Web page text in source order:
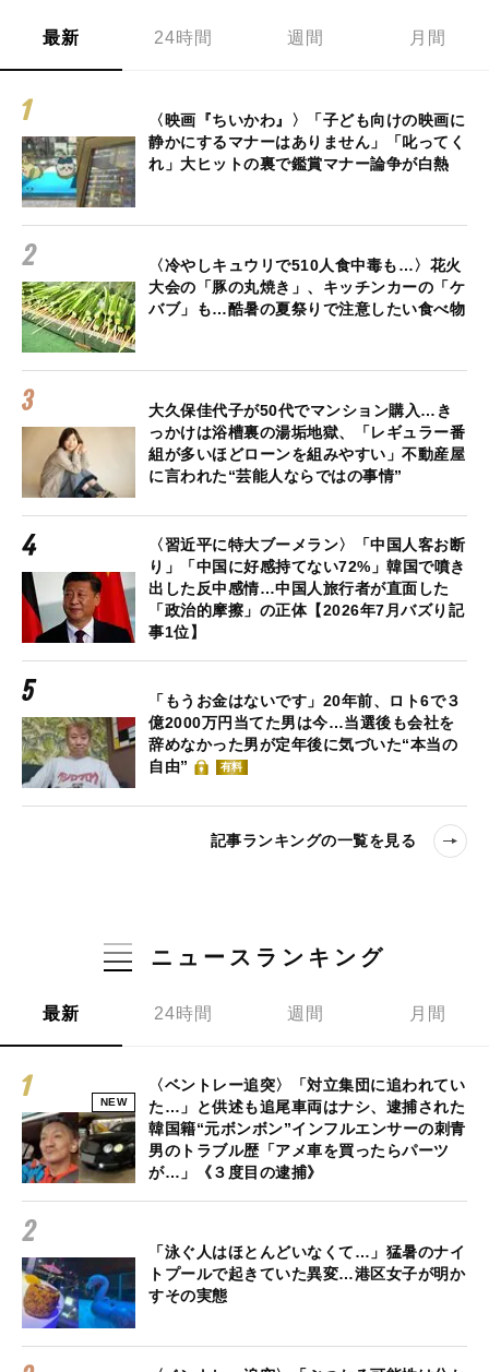
最新 24時間 週間 月間
〈映画『ちいかわ』〉「子ども向けの映画に
静かにするマナーはありません」「叱ってく
れ」大ヒットの裏で鑑賞マナー論争が白熱
〈冷やしキュウリで510人食中毒も…〉花火
大会の「豚の丸焼き」、キッチンカーの「ケ
バブ」も…酷暑の夏祭りで注意したい食べ物
大久保佳代子が50代でマンション購入…き
っかけは浴槽裏の湯垢地獄、「レギュラー番
組が多いほどローンを組みやすい」不動産屋
に言われた“芸能人ならではの事情”
〈習近平に特大ブーメラン〉「中国人客お断
り」「中国に好感持てない72%」韓国で噴き
出した反中感情…中国人旅行者が直面した
「政治的摩擦」の正体【2026年7月バズり記
事1位】
「もうお金はないです」20年前、ロト6で３
億2000万円当てた男は今…当選後も会社を
辞めなかった男が定年後に気づいた“本当の
自由”
有料
記事ランキングの一覧を見る
ニュースランキング
最新 24時間 週間 月間
NEW
〈ベントレー追突〉「対立集団に追われてい
た…」と供述も追尾車両はナシ、逮捕された
韓国籍“元ボンボン”インフルエンサーの刺青
男のトラブル歴「アメ車を買ったらパーツ
が…」《３度目の逮捕》
「泳ぐ人はほとんどいなくて…」猛暑のナイ
トプールで起きていた異変…港区女子が明か
すその実態